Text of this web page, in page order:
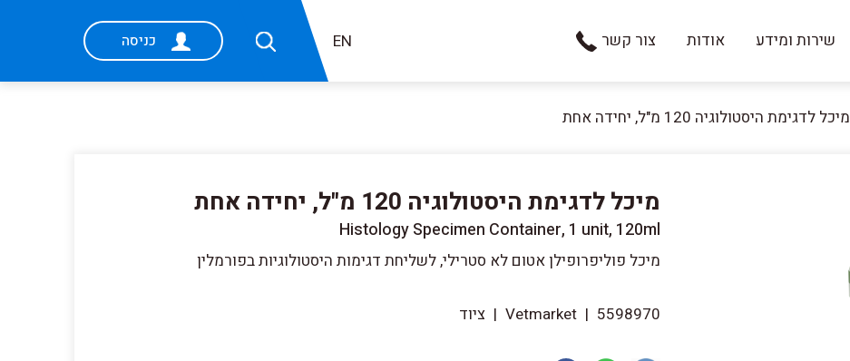
שירות ומידע אודות צור קשר EN כניסה
מיכל לדגימת היסטולוגיה 120 מ"ל, יחידה אחת
מיכל לדגימת היסטולוגיה 120 מ"ל, יחידה אחת
Histology Specimen Container, 1 unit, 120ml
מיכל פוליפרופילן אטום לא סטרילי, לשליחת דגימות היסטולוגיות בפורמלין
5598970
|
Vetmarket
| ציוד